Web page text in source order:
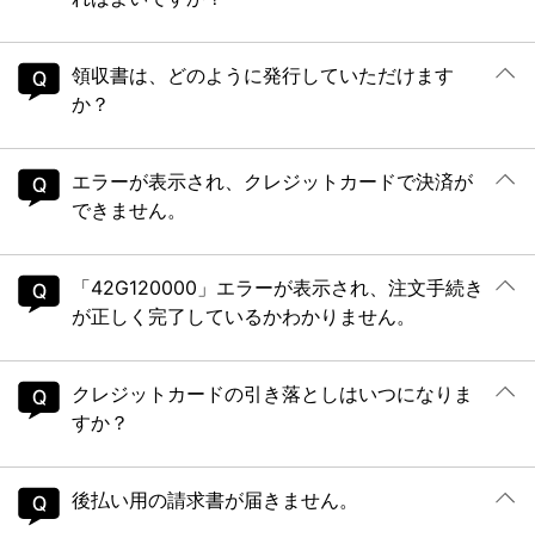
領収書は、どのように発行していただけます
か？
エラーが表示され、クレジットカードで決済が
できません。
「42G120000」エラーが表示され、注文手続き
が正しく完了しているかわかりません。
クレジットカードの引き落としはいつになりま
すか？
後払い用の請求書が届きません。